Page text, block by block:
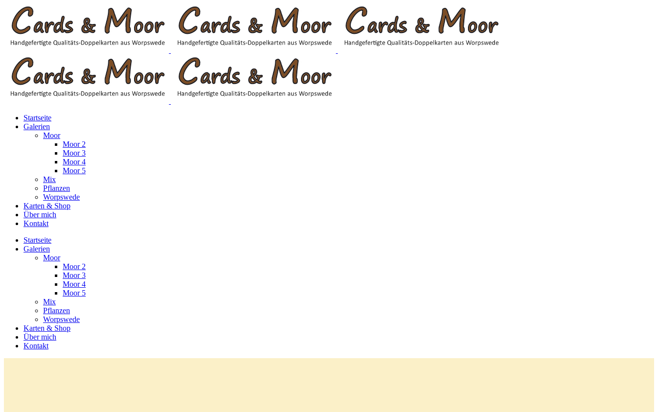
Startseite
Galerien
Moor
Moor 2
Moor 3
Moor 4
Moor 5
Mix
Pflanzen
Worpswede
Karten & Shop
Über mich
Kontakt
Startseite
Galerien
Moor
Moor 2
Moor 3
Moor 4
Moor 5
Mix
Pflanzen
Worpswede
Karten & Shop
Über mich
Kontakt